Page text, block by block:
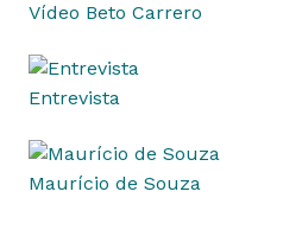
Vídeo Beto Carrero
Entrevista
Maurício de Souza